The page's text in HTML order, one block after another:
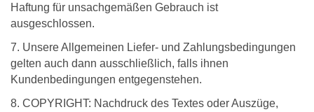
Haftung für unsachgemäßen Gebrauch ist
ausgeschlossen.
7. Unsere Allgemeinen Liefer- und Zahlungsbedingungen
gelten auch dann ausschließlich, falls ihnen
Kundenbedingungen entgegenstehen.
8. COPYRIGHT: Nachdruck des Textes oder Auszüge,